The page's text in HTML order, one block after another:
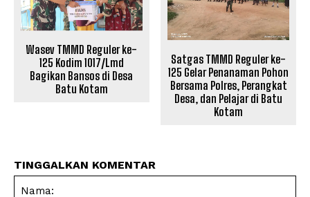
Wasev TMMD Reguler ke-
125 Kodim 1017/Lmd
Bagikan Bansos di Desa
Batu Kotam
Satgas TMMD Reguler ke-
125 Gelar Penanaman Pohon
Bersama Polres, Perangkat
Desa, dan Pelajar di Batu
Kotam
TINGGALKAN KOMENTAR